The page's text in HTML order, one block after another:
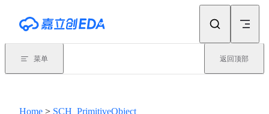
菜单 返回顶部
Home > SCH_PrimitiveObject